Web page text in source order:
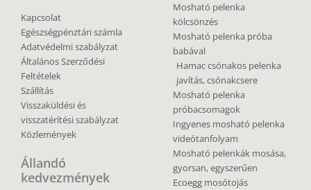
Kapcsolat
Egészségpénztári számla
Adatvédelmi szabályzat
Általános Szerződési
Feltételek
Szállítás
Visszaküldési és
visszatérítési szabályzat
Közlemények
Állandó
kedvezmények
Mosható pelenka
kölcsönzés
Mosható pelenka próba
babával
Hamac csónakos pelenka
javítás, csónakcsere
Mosható pelenka
próbacsomagok
Ingyenes mosható pelenka
videótanfolyam
Mosható pelenkák mosása,
gyorsan, egyszerűen
Ecoegg mosótojás